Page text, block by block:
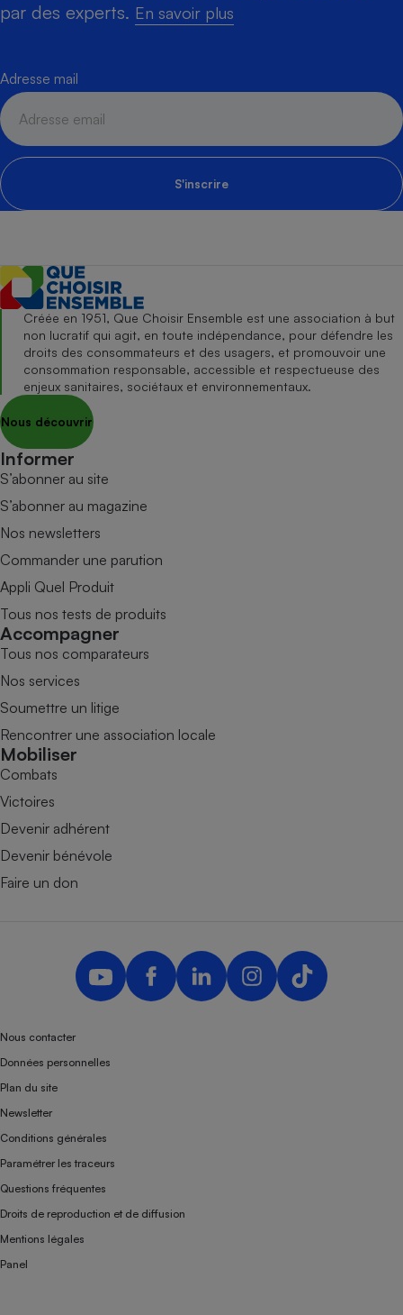
par des experts. En savoir plus
Adresse mail
S'inscrire
Créée en 1951, Que Choisir Ensemble est une association à but
non lucratif qui agit, en toute indépendance, pour défendre les
droits des consommateurs et des usagers, et promouvoir une
consommation responsable, accessible et respectueuse des
enjeux sanitaires, sociétaux et environnementaux.
Nous découvrir
Informer
S’abonner au site
S’abonner au magazine
Nos newsletters
Commander une parution
Appli Quel Produit
Tous nos tests de produits
Accompagner
Tous nos comparateurs
Nos services
Soumettre un litige
Rencontrer une association locale
Mobiliser
Combats
Victoires
Devenir adhérent
Devenir bénévole
Faire un don
Nous contacter
Données personnelles
Plan du site
Newsletter
Conditions générales
Paramétrer les traceurs
Questions fréquentes
Droits de reproduction et de diffusion
Mentions légales
Panel